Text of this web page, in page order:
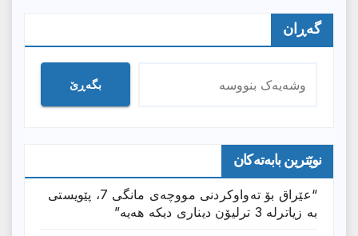
گەڕان
بگەڕێ
نوێترین بابەتەکان
“عێراق بۆ تەواوکردنی مووچەی مانگى 7، پێویستی
بە زیاترلە 3 ترلیۆن دیناری دیکە هەیە”